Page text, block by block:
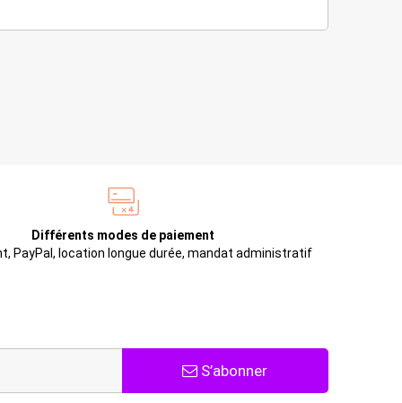
Différents modes de paiement
PayPal, location longue durée, mandat administratif
S’abonner